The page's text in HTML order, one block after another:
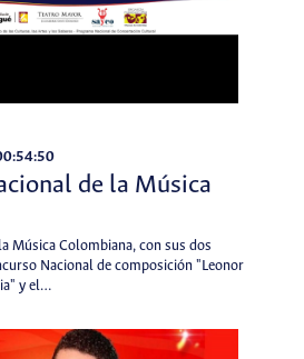
de la Música
Música Colombiana, con sus dos
Nacional de composición "Leonor
y el…